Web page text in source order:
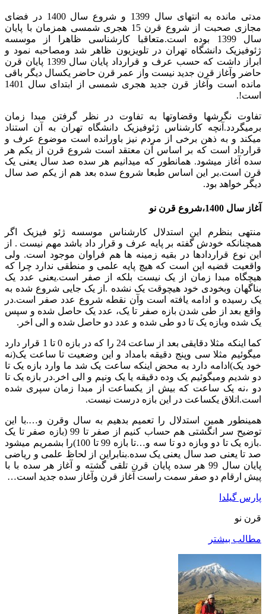
مدتی مانده به انتهای سال 1399 و شروع سال 1400 در فضای
مجازی صحبت از شروع قرن 15 هجری شمسی همزمان با پایان
سال 1399 بوده است.متعاقبا کارشناسی ظاهرا از موسسه
ژئوفیزیک دانشگاه تهران در تلویزیون ظاهر شد ومصاحبه نمود و
ابراز داشت که حسب عرف و قرارداد پایان سال 1399 پایان قرن
حاضر وآغاز قرن جدید نیست واز عمر قرن حاضر یکسال دیگر باقی
مانده است وآغاز قرن جدید هجری شمسی از ابتدای سال 1401
است!.
تفاوت نگرشها وقضاوتها به تفاوت در نظر گرفتن مبدا زمان
برمیگردد.آنچه کارشناس ژئوفیزیک دانشگاه تهران به آن استناد
میکند و به ذهن برخی از مردم نیز باورانده است موضوع عرف و
قرارداد است که بر اساس آن معتقد است شروع قرن از یکم هر
سده آغاز میشود. همانطور که میدانیم هر سده صد سال یعنی یک
قرن است.بر این اساس طبعا شروع سده بعد هم از یکم صد سال
دیگر خواهد بود.
آغاز سال 1400،شروع قرن نو
منتهی بنظرم این استدلال کارشناس موسسه ژئو فیزیک اگر
همچنانکه خودش گفته بر پایه عرف و قرار داد باشد مهم نیست . از
این نوع قراردادها در بقیه زمینه ها هم فراوان موجود است. ولی
واقعیت قضیه این است که هیچ پایه علمی و منطقی ندارد چرا که
هیچگاه مبدا زمان از یک نیست بلکه از صفر است.یعنی عدد یک
بناگهان وبخودی خود هیچوقت یک نشده .از یک جایی شروع شده به
یک رسیده و ادامه یافته است وآن نقطه شروع عدد صفر است.در
واقع بعد از طی شدن بازه صفر تا یک، عدد یک حاصل شده و سپس
یک شده وبازه یک تا دو طی شده و عدد دو حاصل شده و الی اخر.
کما اینکه مثلا دقایقی بعد از ساعت 24 را که در بازه 0 تا 1 قرار دارد
میگوئیم مثلا سی وپنج دقیقه بامداد و این وضعیت تا ساعت یک(نه
خود یک)ادامه دارد به محض اینکه ساعت یک شد ما وارد بازه یک تا
دو شدیم ومیگوئیم یک وده دقیقه یا یک ونیم و الی اخر.در بازه یک تا
دو ،نه یک ساعت که بیش از یکساعت از مبدا زمان سپری شده
است.اتلاق یکساعت در این بازه درست نیست.
همینطور همین استدلال را تعمیم بدهیم به سال وقرن و….با این
توضیح سر انگشتی هم حساب کنیم از صفر تا 99 (بازه صفر تا یک
.بازه یک تا دو وبازه دو تا سه و…تا بازه 99 تا 100)را بشمریم میشود
صد تا یعنی صد سال یعنی یک سده.بنابراین از لحاظ علمی و ریاضی
پایان سال 99 هر سده پایان قرن تلقی گشته و آغاز هر سده با با
پیش ارقام دو صفر سمت راست آغاز قرن وآغاز سده جدید است…
پارس گیلدا
قرن نو
مطالب بیشتر